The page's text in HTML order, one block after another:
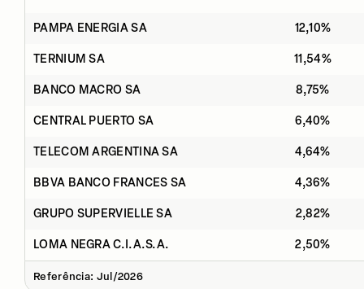
PAMPA ENERGIA SA 12,10%
TERNIUM SA 11,54%
BANCO MACRO SA 8,75%
CENTRAL PUERTO SA 6,40%
TELECOM ARGENTINA SA 4,64%
BBVA BANCO FRANCES SA 4,36%
GRUPO SUPERVIELLE SA 2,82%
LOMA NEGRA C.I.A.S.A. 2,50%
Referência: Jul/2026